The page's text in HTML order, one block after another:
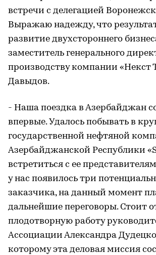
встречи с делегацией
Выражаю надежду, что
развитие двухстороннего
заместитель генерального
производству компании «Некст
Давыдов.
- Наша поездка в Азербайджан
впервые. Удалось побывать в
государственной нефтяной
Азербайджанской Республики
встретиться с ее
у нас появилось три
заказчика, на данный момент
дальнейшие переговоры. Стоит
плодотворную работу
Ассоциации Александра
которому эта деловая миссия